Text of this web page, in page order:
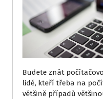
Budete znát
lidé, kteří třeba na
většině případů